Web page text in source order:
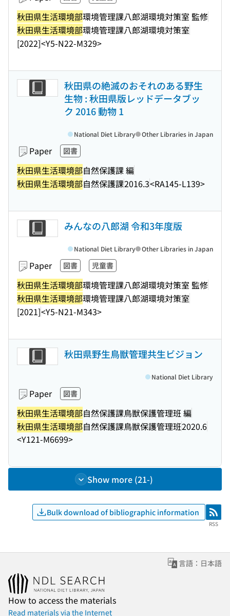
秋田県生活環境部環境管理課八郎湖環境対策室 監修
秋田県生活環境部環境管理課八郎湖環境対策室
[2022]<Y5-N22-M329>
秋田県の絶滅のおそれのある野生
生物 : 秋田県版レッドデータブッ
ク 2016 動物 1
Paper 図書
秋田県生活環境部自然保護課 編
秋田県生活環境部自然保護課2016.3<RA145-L139>
National Diet Library Other Libraries in Japan
みんなの八郎湖 令和3年度版
Paper 図書 児童書
秋田県生活環境部環境管理課八郎湖環境対策室 監修
秋田県生活環境部環境管理課八郎湖環境対策室
[2021]<Y5-N21-M343>
National Diet Library Other Libraries in Japan
秋田県野生鳥獣管理共生ビジョン
Paper 図書
秋田県生活環境部自然保護課鳥獣保護管理班 編
秋田県生活環境部自然保護課鳥獣保護管理班2020.6
<Y121-M6699>
National Diet Library
Show more (21-)
Bulk download of bibliographic information RSS
RSS
言語：日本語
How to access the materials
Read materials via the Internet